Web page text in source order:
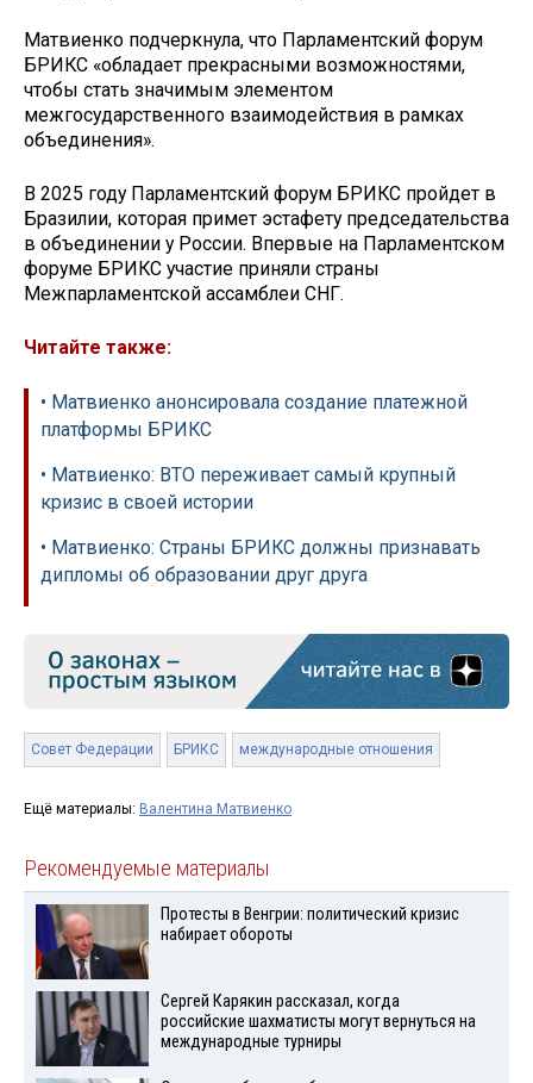
Матвиенко подчеркнула, что Парламентский форум
БРИКС «обладает прекрасными возможностями,
чтобы стать значимым элементом
межгосударственного взаимодействия в рамках
объединения».
В 2025 году Парламентский форум БРИКС пройдет в
Бразилии, которая примет эстафету председательства
в объединении у России. Впервые на Парламентском
форуме БРИКС участие приняли страны
Межпарламентской ассамблеи СНГ.
Читайте также:
• Матвиенко анонсировала создание платежной
платформы БРИКС
• Матвиенко: ВТО переживает самый крупный
кризис в своей истории
• Матвиенко: Страны БРИКС должны признавать
дипломы об образовании друг друга
Совет Федерации БРИКС международные отношения
Ещё материалы: Валентина Матвиенко
Рекомендуемые материалы
Протесты в Венгрии: политический кризис
набирает обороты
Сергей Карякин рассказал, когда
российские шахматисты могут вернуться на
международные турниры